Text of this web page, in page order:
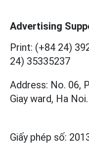
Advertising
Print: (+84 24)
24) 35335237
Address: No. 06,
Giay ward, Ha Noi.
Giấy phép số: